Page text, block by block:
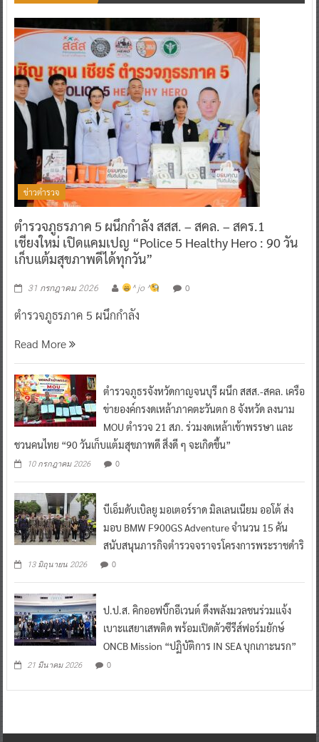
ข่าวตำรวจ
ตำรวจภูธรภาค 5 ผนึกกำลัง สสส. – สคล. – สคร.1
เชียงใหม่ เปิดแคมเปญ “Police 5 Healthy Hero : 90 วัน
เก็บแต้มสุขภาพดีได้ทุกวัน”
31 กรกฎาคม 2026 ^ jo ^ 0
ตำรวจภูธรภาค 5 ผนึกกำลัง
Read More
ตำรวจภูธรจังหวัดกาญจนบุรี ผนึก สสส.-สคล. เครือ
ข่ายองค์กรงดเหล้าภาคตะวันตก 8 จังหวัด ลงนาม
MOU ตำรวจ 21 สภ. ร่วมงดเหล้าเข้าพรรษา และ
ชวนคนไทย “90 วันเก็บแต้มสุขภาพดี สิ่งดี ๆ จะเกิดขึ้น”
10 กรกฎาคม 2026 0
บีเอ็มดับเบิลยู มอเตอร์ราด มิลเลนเนียม ออโต้ ส่ง
มอบ BMW F900GS Adventure จำนวน 15 คัน
สนับสนุนภารกิจตำรวจจราจรโครงการพระราชดำริ
13 มิถุนายน 2026 0
ป.ป.ส. คิกออฟบิ๊กอีเวนต์ ดึงพลังมวลชนร่วมแจ้ง
เบาะแสยาเสพติด พร้อมเปิดตัวซีรีส์ฟอร์มยักษ์
ONCB Mission “ปฏิบัติการ IN SEA บุกเกาะนรก”
21 มีนาคม 2026 0